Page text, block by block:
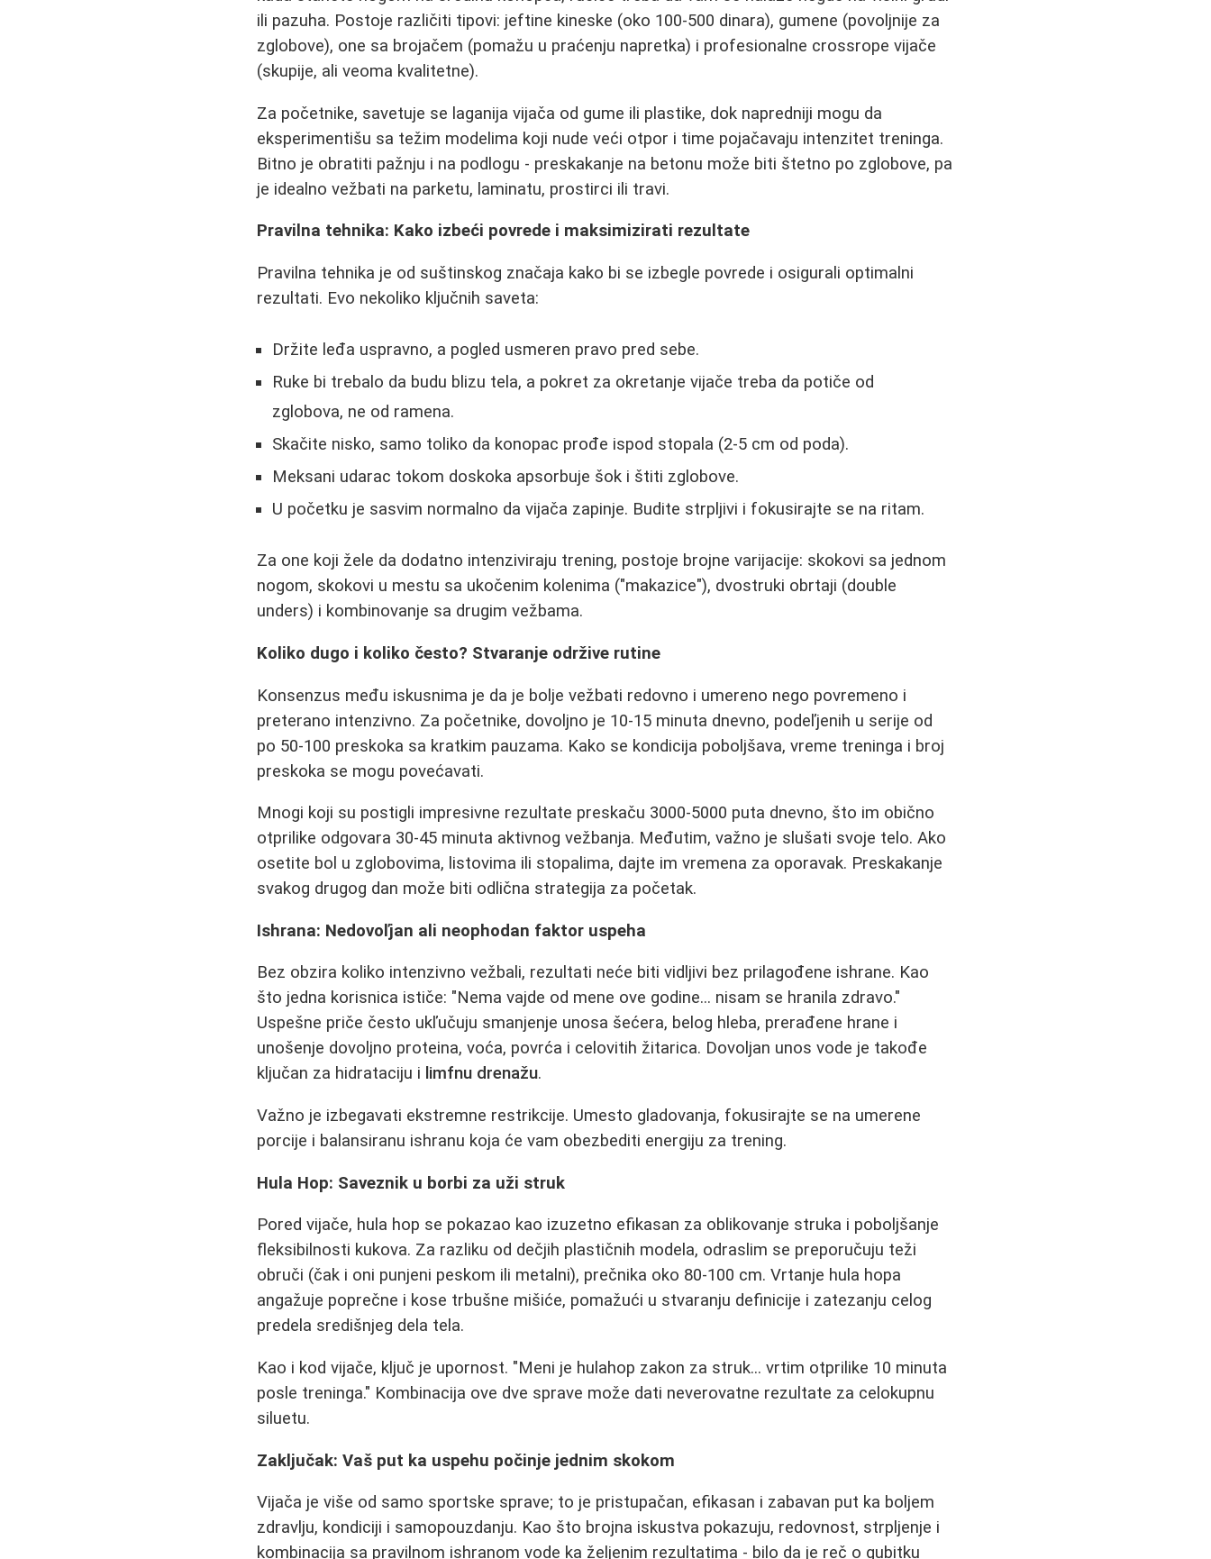
ili pazuha. Postoje različiti tipovi: jeftine kineske (oko 100-500 dinara), gumene (povoljnije za
zglobove), one sa brojačem (pomažu u praćenju napretka) i profesionalne crossrope vijače
(skupije, ali veoma kvalitetne).
Za početnike, savetuje se laganija vijača od gume ili plastike, dok napredniji mogu da
eksperimentišu sa težim modelima koji nude veći otpor i time pojačavaju intenzitet treninga.
Bitno je obratiti pažnju i na podlogu - preskakanje na betonu može biti štetno po zglobove, pa
je idealno vežbati na parketu, laminatu, prostirci ili travi.
Pravilna tehnika: Kako izbeći povrede i maksimizirati rezultate
Pravilna tehnika je od suštinskog značaja kako bi se izbegle povrede i osigurali optimalni
rezultati. Evo nekoliko ključnih saveta:
Držite leđa uspravno, a pogled usmeren pravo pred sebe.
Ruke bi trebalo da budu blizu tela, a pokret za okretanje vijače treba da potiče od
zglobova, ne od ramena.
Skačite nisko, samo toliko da konopac prođe ispod stopala (2-5 cm od poda).
Meksani udarac tokom doskoka apsorbuje šok i štiti zglobove.
U početku je sasvim normalno da vijača zapinje. Budite strpljivi i fokusirajte se na ritam.
Za one koji žele da dodatno intenziviraju trening, postoje brojne varijacije: skokovi sa jednom
nogom, skokovi u mestu sa ukočenim kolenima ("makazice"), dvostruki obrtaji (double
unders) i kombinovanje sa drugim vežbama.
Koliko dugo i koliko često? Stvaranje održive rutine
Konsenzus među iskusnima je da je bolje vežbati redovno i umereno nego povremeno i
preterano intenzivno. Za početnike, dovoljno je 10-15 minuta dnevno, podeľjenih u serije od
po 50-100 preskoka sa kratkim pauzama. Kako se kondicija poboljšava, vreme treninga i broj
preskoka se mogu povećavati.
Mnogi koji su postigli impresivne rezultate preskaču 3000-5000 puta dnevno, što im obično
otprilike odgovara 30-45 minuta aktivnog vežbanja. Međutim, važno je slušati svoje telo. Ako
osetite bol u zglobovima, listovima ili stopalima, dajte im vremena za oporavak. Preskakanje
svakog drugog dan može biti odlična strategija za početak.
Ishrana: Nedovoľjan ali neophodan faktor uspeha
Bez obzira koliko intenzivno vežbali, rezultati neće biti vidljivi bez prilagođene ishrane. Kao
što jedna korisnica ističe: "Nema vajde od mene ove godine... nisam se hranila zdravo."
Uspešne priče često ukľučuju smanjenje unosa šećera, belog hleba, prerađene hrane i
unošenje dovoljno proteina, voća, povrća i celovitih žitarica. Dovoljan unos vode je takođe
ključan za hidrataciju i limfnu drenažu.
Važno je izbegavati ekstremne restrikcije. Umesto gladovanja, fokusirajte se na umerene
porcije i balansiranu ishranu koja će vam obezbediti energiju za trening.
Hula Hop: Saveznik u borbi za uži struk
Pored vijače, hula hop se pokazao kao izuzetno efikasan za oblikovanje struka i poboljšanje
fleksibilnosti kukova. Za razliku od dečjih plastičnih modela, odraslim se preporučuju teži
obruči (čak i oni punjeni peskom ili metalni), prečnika oko 80-100 cm. Vrtanje hula hopa
angažuje poprečne i kose trbušne mišiće, pomažući u stvaranju definicije i zatezanju celog
predela središnjeg dela tela.
Kao i kod vijače, ključ je upornost. "Meni je hulahop zakon za struk... vrtim otprilike 10 minuta
posle treninga." Kombinacija ove dve sprave može dati neverovatne rezultate za celokupnu
siluetu.
Zaključak: Vaš put ka uspehu počinje jednim skokom
Vijača je više od samo sportske sprave; to je pristupačan, efikasan i zabavan put ka boljem
zdravlju, kondiciji i samopouzdanju. Kao što brojna iskustva pokazuju, redovnost, strpljenje i
kombinacija sa pravilnom ishranom vode ka željenim rezultatima - bilo da je reč o gubitku